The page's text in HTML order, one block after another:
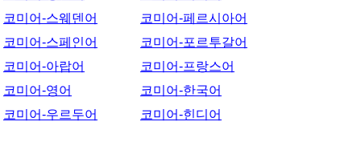
코미어-스웨덴어
코미어-스페인어
코미어-아랍어
코미어-영어
코미어-우르두어
코미어-페르시아어
코미어-포르투갈어
코미어-프랑스어
코미어-한국어
코미어-힌디어